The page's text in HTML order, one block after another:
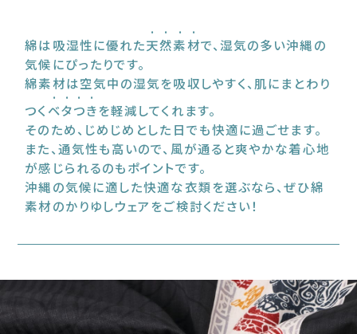
綿は吸湿性に優れた天然素材で、湿気の多い沖縄の
気候にぴったりです。
綿素材は空気中の湿気を吸収しやすく、肌にまとわり
つく ベタつきを軽減してくれます。
そのため、じめじめとした日でも快適に過ごせます。
また、通気性も高いので、風が通ると爽やかな着心地
が感じられるのもポイントです。
沖縄の気候に適した快適な衣類を選ぶなら、ぜひ綿
素材のかりゆしウェアをご検討ください！